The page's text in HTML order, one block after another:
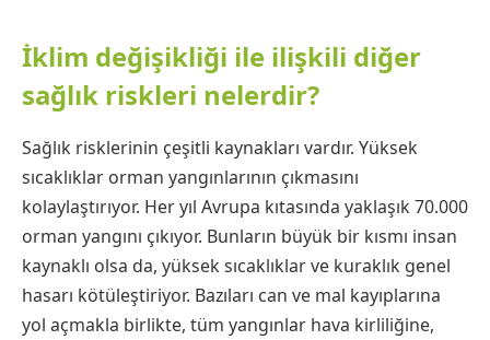
İklim değişikliği ile ilişkili diğer
sağlık riskleri nelerdir?
Sağlık risklerinin çeşitli kaynakları vardır. Yüksek
sıcaklıklar orman yangınlarının çıkmasını
kolaylaştırıyor. Her yıl Avrupa kıtasında yaklaşık 70.000
orman yangını çıkıyor. Bunların büyük bir kısmı insan
kaynaklı olsa da, yüksek sıcaklıklar ve kuraklık genel
hasarı kötüleştiriyor. Bazıları can ve mal kayıplarına
yol açmakla birlikte, tüm yangınlar hava kirliliğine,